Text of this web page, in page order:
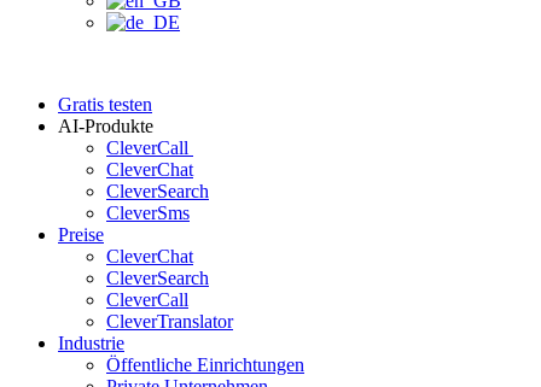
Gratis testen
AI-Produkte
CleverCall
CleverChat
CleverSearch
CleverSms
Preise
CleverChat
CleverSearch
CleverCall
CleverTranslator
Industrie
Öffentliche Einrichtungen